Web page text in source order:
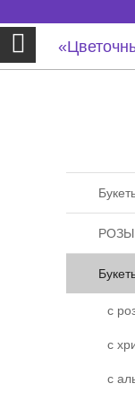
navigation
РОЗЫ
с
с
с